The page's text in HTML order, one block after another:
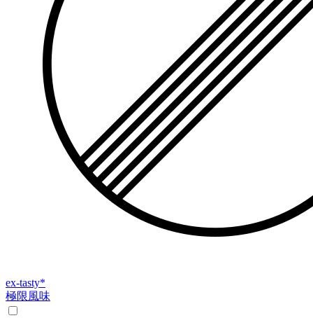
ex-tasty*
極限風味